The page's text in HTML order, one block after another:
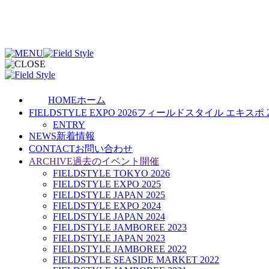
HOMEホーム
FIELDSTYLE EXPO 2026フィールドスタイル エキスポ
ENTRY
NEWS新着情報
CONTACTお問い合わせ
ARCHIVE過去のイベント開催
FIELDSTYLE TOKYO 2026
FIELDSTYLE EXPO 2025
FIELDSTYLE JAPAN 2025
FIELDSTYLE EXPO 2024
FIELDSTYLE JAPAN 2024
FIELDSTYLE JAMBOREE 2023
FIELDSTYLE JAPAN 2023
FIELDSTYLE JAMBOREE 2022
FIELDSTYLE SEASIDE MARKET 2022